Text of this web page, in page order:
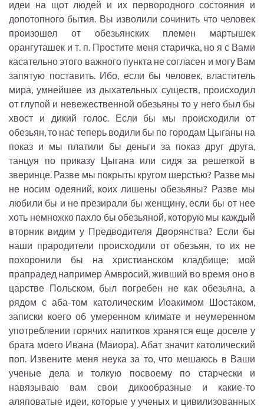
идеи на щот людей и их первородного состояния и
допотопного бытия. Вы изволили сочинить что человек
произошел от обезьянских племен мартышек
орангуташек и т. п. Простите меня старичка, но я с Вами
касательно этого важного пункта не согласен и могу Вам
запятую поставить. Ибо, если бы человек, властитель
мира, умнейшее из дыхательных существ, происходил
от глупой и невежественной обезьяны то у него был бы
хвост и дикий голос. Если бы мы происходили от
обезьян, то нас теперь водили бы по городам Цыганы на
показ и мы платили бы деньги за показ друг друга,
танцуя по приказу Цыгана или сидя за решеткой в
зверинце. Разве мы покрыты кругом шерстью? Разве мы
не носим одеяний, коих лишены обезьяны? Разве мы
любили бы и не презирали бы женщину, если бы от нее
хоть немножко пахло бы обезьяной, которую мы каждый
вторник видим у Предводителя Дворянства? Если бы
наши прародители происходили от обезьян, то их не
похоронили бы на христианском кладбище; мой
прапрадед например Амвросий, живший во время оно в
царстве Польском, был погребен не как обезьяна, а
рядом с аба-том католическим Иоакимом Шостаком,
записки коего об умеренном климате и неумеренном
употреблении горячих напитков хранятся еще доселе у
брата моего Ивана (Маиора). Абат значит католический
поп. Извените меня неука за то, что мешаюсь в Ваши
ученые дела и толкую посвоему по старчески и
навязываю вам свои дикообразные и какие-то
аляповатые идеи, которые у ученых и цивилизованных